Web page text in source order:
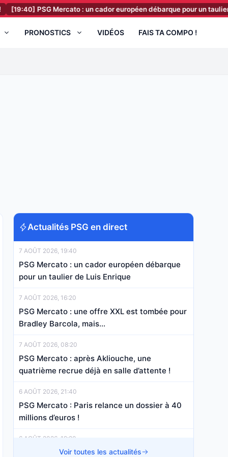
Mercato : un cador européen débarque pour un taulier de Luis
PRONOSTICS VIDÉOS FAIS TA COMPO !
Actualités PSG en direct
7 AOÛT 2026, 19:40
PSG Mercato : un cador européen débarque
pour un taulier de Luis Enrique
7 AOÛT 2026, 16:20
PSG Mercato : une offre XXL est tombée pour
Bradley Barcola, mais…
7 AOÛT 2026, 08:20
PSG Mercato : après Akliouche, une
quatrième recrue déjà en salle d’attente !
6 AOÛT 2026, 21:40
PSG Mercato : Paris relance un dossier à 40
millions d’euros !
6 AOÛT 2026, 19:20
PSG Mercato : c’est officiel pour Maghnes
Voir toutes les actualités